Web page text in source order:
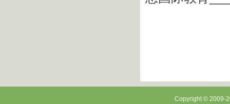
Copyright © 2009-